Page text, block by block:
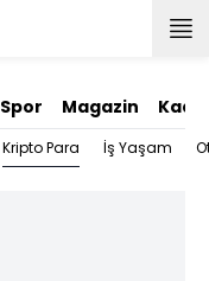
Spor Magazin
Kripto Para İş Yaşam